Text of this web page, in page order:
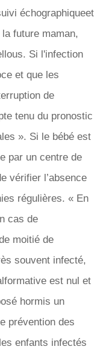
échographiqueet
future maman,
Si l'infection
et que les
de
tenu du pronostic
». Si le bébé est
par un centre de
vérifier l’absence
régulières. « En
cas de
moitié de
souvent infecté,
est nul et
hormis un
prévention des
enfants infectés